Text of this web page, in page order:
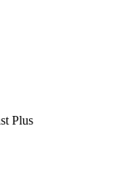
Plus